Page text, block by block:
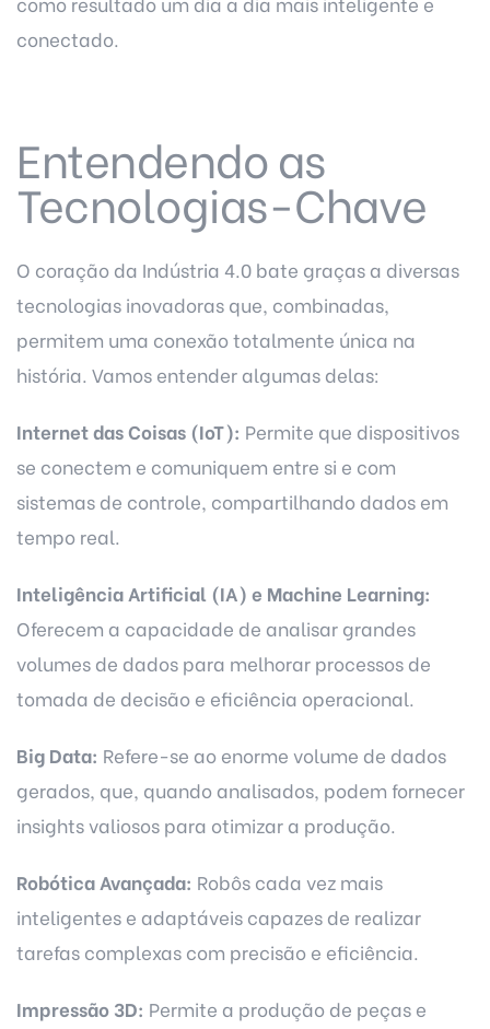
conectado.
Entendendo as
Tecnologias-Chave
O coração da Indústria 4.0 bate graças a diversas
tecnologias inovadoras que, combinadas,
permitem uma conexão totalmente única na
história. Vamos entender algumas delas:
Internet das Coisas (IoT): Permite que dispositivos
se conectem e comuniquem entre si e com
sistemas de controle, compartilhando dados em
tempo real.
Inteligência Artificial (IA) e Machine Learning:
Oferecem a capacidade de analisar grandes
volumes de dados para melhorar processos de
tomada de decisão e eficiência operacional.
Big Data: Refere-se ao enorme volume de dados
gerados, que, quando analisados, podem fornecer
insights valiosos para otimizar a produção.
Robótica Avançada: Robôs cada vez mais
inteligentes e adaptáveis capazes de realizar
tarefas complexas com precisão e eficiência.
Impressão 3D: Permite a produção de peças e